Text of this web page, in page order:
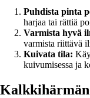
Puhdista pinta
harjaa tai rättiä
Varmista hyvä
varmista riittävä
Kuivata tila:
kuivumisessa ja
Kalkkihärmän